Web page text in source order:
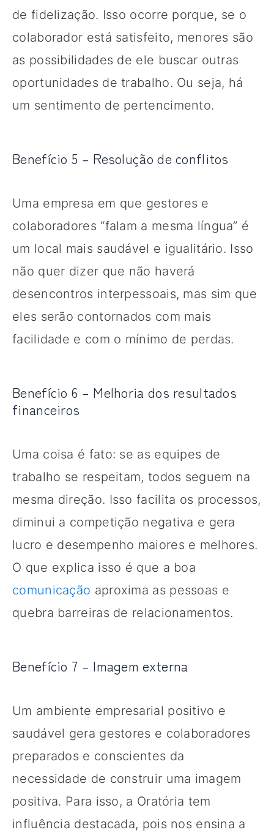
de fidelização. Isso ocorre porque, se o
colaborador está satisfeito, menores são
as possibilidades de ele buscar outras
oportunidades de trabalho. Ou seja, há
um sentimento de pertencimento.
Benefício 5 – Resolução de conflitos
Uma empresa em que gestores e
colaboradores “falam a mesma língua” é
um local mais saudável e igualitário. Isso
não quer dizer que não haverá
desencontros interpessoais, mas sim que
eles serão contornados com mais
facilidade e com o mínimo de perdas.
Benefício 6 – Melhoria dos resultados
financeiros
Uma coisa é fato: se as equipes de
trabalho se respeitam, todos seguem na
mesma direção. Isso facilita os processos,
diminui a competição negativa e gera
lucro e desempenho maiores e melhores.
O que explica isso é que a boa
comunicação aproxima as pessoas e
quebra barreiras de relacionamentos.
Benefício 7 – Imagem externa
Um ambiente empresarial positivo e
saudável gera gestores e colaboradores
preparados e conscientes da
necessidade de construir uma imagem
positiva. Para isso, a Oratória tem
influência destacada, pois nos ensina a